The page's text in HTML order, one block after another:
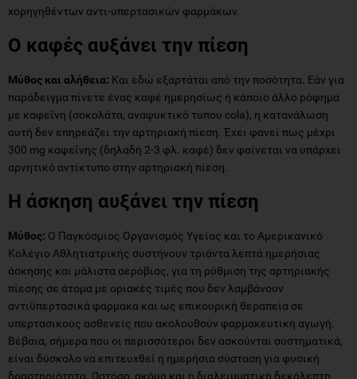
χορηγηθέντων αντι-υπερτασικών φαρμάκων.
Ο καφές αυξάνει την πίεση
Μύθος και αλήθεια: Και εδώ εξαρτάται από την ποσότητα. Εάν για
παράδειγμα πίνετε ένας καφέ ημερησίως ή κάποιο άλλο ρόφημα
με καφεΐνη (σοκολάτα, αναψυκτικό τύπου cola), η κατανάλωση
αυτή δεν επηρεάζει την αρτηριακή πίεση. Έχει φανεί πως μέχρι
300 mg καφεΐνης (δηλαδή 2-3 φλ. καφέ) δεν φαίνεται να υπάρχει
αρνητικό αντίκτυπο στην αρτηριακή πίεση.
Η άσκηση αυξάνει την πίεση
Μύθος: Ο Παγκόσμιος Οργανισμός Υγείας και το Αμερικανικό
Κολέγιο Αθλητιατρικής συστήνουν τριάντα λεπτά ημερήσιας
άσκησης και μάλιστα αερόβιας, για τη ρύθμιση της αρτηριακής
πίεσης σε άτομα με οριακές τιμές που δεν λαμβάνουν
αντιϋπερτασικά φάρμακα και ως επικουρική θεραπεία σε
υπερτασικούς ασθενείς που ακολουθούν φαρμακευτική αγωγή.
Βέβαια, σήμερα που οι περισσότεροι δεν ασκούνται συστηματικά,
είναι δύσκολο να επιτευχθεί η ημερήσια σύσταση για φυσική
δραστηριότητα. Ωστόσο, ακόμα και η διαλειμματική δεκάλεπτη